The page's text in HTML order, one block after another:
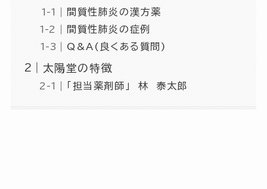
間質性肺炎の漢方薬
間質性肺炎の症例
Q&A(良くある質問)
太陽堂の特徴
「担当薬剤師」 林 泰太郎